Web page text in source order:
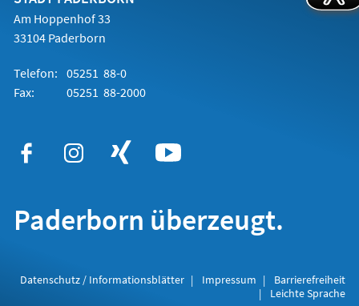
Am Hoppenhof 33
33104 Paderborn
Telefon: 05251 88-0
Fax:
05251 88-2000
Paderborn überzeugt.
Datenschutz / Informationsblätter Impressum
Barrierefreiheit
Leichte Sprache